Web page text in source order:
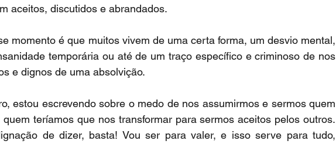
aceitos, discutidos e abrandados.
momento é que muitos vivem de uma certa forma, um desvio mental,
temporária ou até de um traço específico e criminoso de nos
e dignos de uma absolvição.
estou escrevendo sobre o medo de nos assumirmos e sermos quem
teríamos que nos transformar para sermos aceitos pelos outros.
de dizer, basta! Vou ser para valer, e isso serve para tudo,